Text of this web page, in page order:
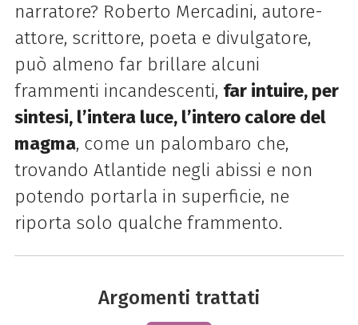
narratore? Roberto Mercadini, autore-
attore, scrittore, poeta e divulgatore,
può almeno far brillare alcuni
frammenti incandescenti, far intuire, per
sintesi, l’intera luce, l’intero calore del
magma, come un palombaro che,
trovando Atlantide negli abissi e non
potendo portarla in superficie, ne
riporta solo qualche frammento.
Argomenti trattati